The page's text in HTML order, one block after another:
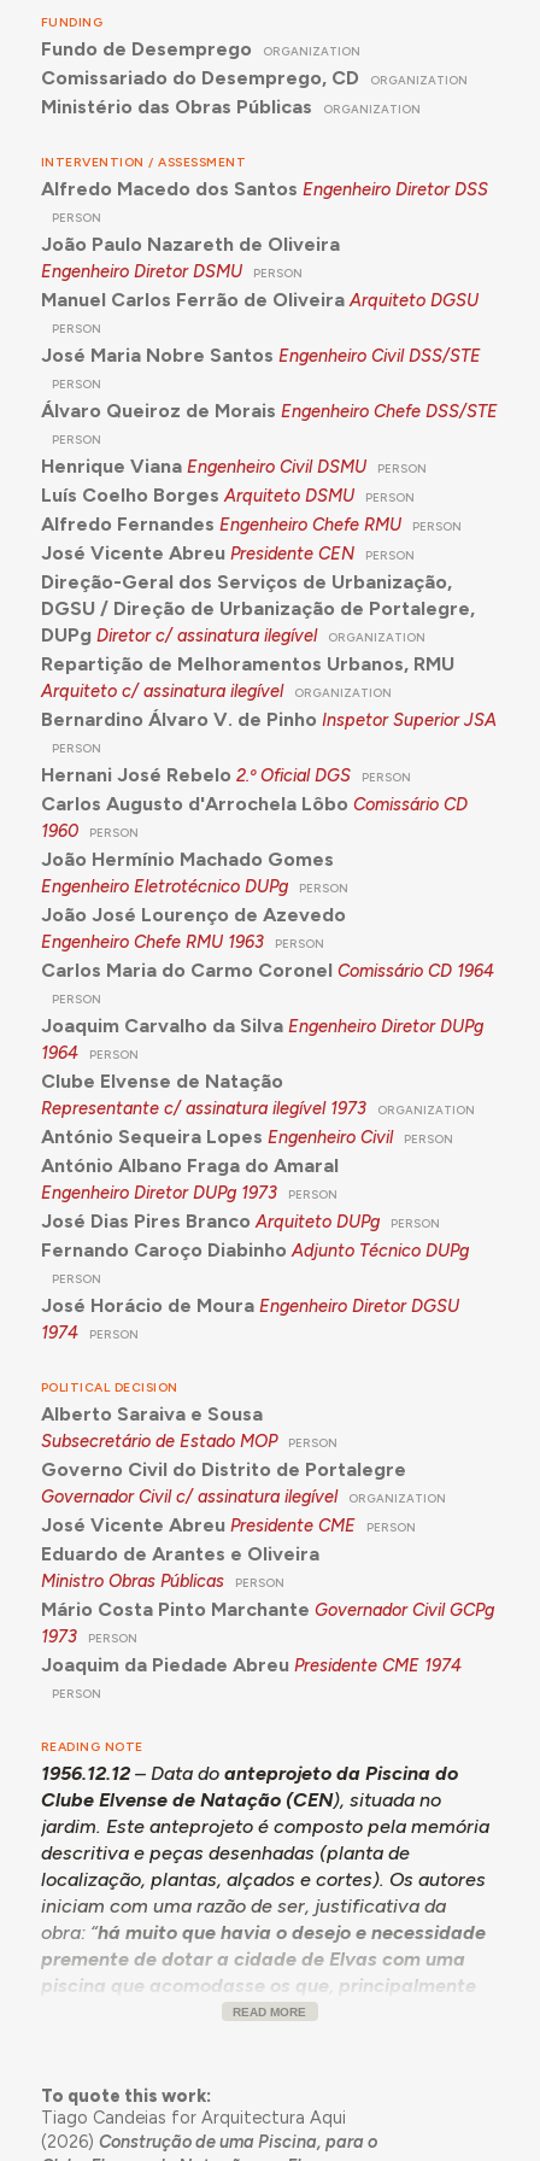
FUNDING
Fundo de Desemprego ORGANIZATION
Comissariado do Desemprego, CD ORGANIZATION
Ministério das Obras Públicas ORGANIZATION
INTERVENTION / ASSESSMENT
Alfredo Macedo dos Santos Engenheiro Diretor DSS
PERSON
João Paulo Nazareth de Oliveira
Engenheiro Diretor DSMU PERSON
Manuel Carlos Ferrão de Oliveira Arquiteto DGSU
PERSON
José Maria Nobre Santos Engenheiro Civil DSS/STE
PERSON
Álvaro Queiroz de Morais Engenheiro Chefe DSS/STE
PERSON
Henrique Viana Engenheiro Civil DSMU PERSON
Luís Coelho Borges Arquiteto DSMU PERSON
Alfredo Fernandes Engenheiro Chefe RMU PERSON
José Vicente Abreu Presidente CEN PERSON
Direção-Geral dos Serviços de Urbanização,
DGSU / Direção de Urbanização de Portalegre,
DUPg Diretor c/ assinatura ilegível ORGANIZATION
Repartição de Melhoramentos Urbanos, RMU
Arquiteto c/ assinatura ilegível ORGANIZATION
Bernardino Álvaro V. de Pinho Inspetor Superior JSA
PERSON
Hernani José Rebelo 2.º Oficial DGS PERSON
Carlos Augusto d'Arrochela Lôbo Comissário CD
1960
PERSON
João Hermínio Machado Gomes
Engenheiro Eletrotécnico DUPg PERSON
João José Lourenço de Azevedo
Engenheiro Chefe RMU 1963 PERSON
Carlos Maria do Carmo Coronel Comissário CD 1964
PERSON
Joaquim Carvalho da Silva Engenheiro Diretor DUPg
1964
PERSON
Clube Elvense de Natação
Representante c/ assinatura ilegível 1973 ORGANIZATION
António Sequeira Lopes Engenheiro Civil PERSON
António Albano Fraga do Amaral
Engenheiro Diretor DUPg 1973 PERSON
José Dias Pires Branco Arquiteto DUPg PERSON
Fernando Caroço Diabinho Adjunto Técnico DUPg
PERSON
José Horácio de Moura Engenheiro Diretor DGSU
1974
PERSON
POLITICAL DECISION
Alberto Saraiva e Sousa
Subsecretário de Estado MOP PERSON
Governo Civil do Distrito de Portalegre
Governador Civil c/ assinatura ilegível ORGANIZATION
José Vicente Abreu Presidente CME PERSON
Eduardo de Arantes e Oliveira
Ministro Obras Públicas PERSON
Mário Costa Pinto Marchante Governador Civil GCPg
1973
PERSON
Joaquim da Piedade Abreu Presidente CME 1974
PERSON
READING NOTE
1956.12.12– Data do anteprojeto da Piscina do
Clube Elvense de Natação (CEN), situada no
jardim. Este anteprojeto é composto pela memória
descritiva e peças desenhadas (planta de
localização, plantas, alçados e cortes). Os autores
iniciam com uma razão de ser, justificativa da
obra: “há muito que havia o desejo e necessidade
premente de dotar a cidade de Elvas com uma
piscina que acomodasse os que, principalmente
durante a época de calor, se espalham pelos
o Clube Elvense de Natação, que como primeiro
objetivo propôs levar a cabo este tão útil
empreendimento”.
READ MORE
To quote this work:
Tiago Candeias for Arquitectura Aqui
(2026) Construção de uma Piscina, para o